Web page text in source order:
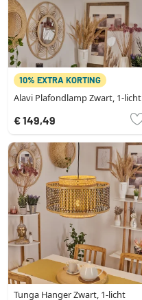
10% EXTRA KORTING
Alavi Plafondlamp Zwart, 1-licht
€ 149,49
Tunga Hanger Zwart, 1-licht